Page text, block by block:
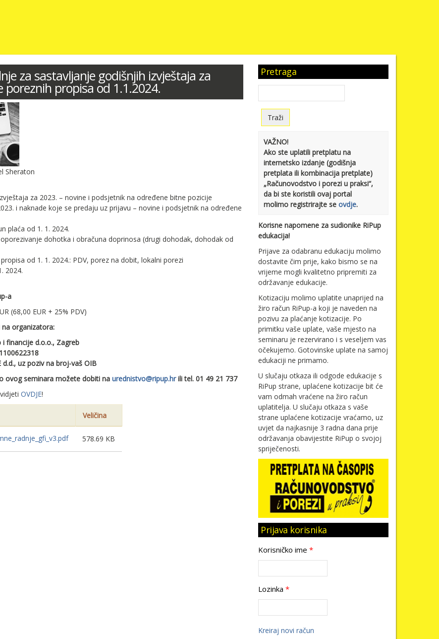
za sastavljanje godišnjih izvještaja za
poreznih propisa od 1.1.2024.
Sheraton
za 2023. – novine i podsjetnik na određene bitne pozicije
i naknade koje se predaju uz prijavu – novine i podsjetnik na određene
plaća od 1. 1. 2024.
dohotka i obračuna doprinosa (drugi dohodak, dohodak od
od 1. 1. 2024.: PDV, porez na dobit, lokalni porezi
2024.
a
(68,00 EUR + 25% PDV)
organizatora:
financije d.o.o., Zagreb
uz poziv na broj-vaš OIB
ovog seminara možete dobiti na urednistvo@ripup.hrili tel. 01 49 21 737
OVDJE!
Veličina
578.69 KB
Pretraga
VAŽNO!
Ako ste uplatili pretplatu na
internetsko izdanje (godišnja
pretplata ili kombinacija pretplate)
„Računovodstvo i porezi u praksi“,
da bi ste koristili ovaj portal
molimo registrirajte seovdje.
Korisne napomene za sudionike RiPup
edukacija!
Prijave za odabranu edukaciju molimo
dostavite čim prije, kako bismo se na
vrijeme mogli kvalitetno pripremiti za
održavanje edukacije.
Kotizaciju molimo uplatite unaprijed na
žiro račun RiPup-a koji je naveden na
pozivu za plaćanje kotizacije. Po
primitku vaše uplate, vaše mjesto na
seminaru je rezervirano i s veseljem vas
očekujemo. Gotovinske uplate na samoj
edukaciji ne primamo.
U slučaju otkaza ili odgode edukacije s
RiPup strane, uplaćene kotizacije bit će
vam odmah vraćene na žiro račun
uplatitelja. U slučaju otkaza s vaše
strane uplaćene kotizacije vraćamo, uz
uvjet da najkasnije 3 radna dana prije
održavanja obavijestite RiPup o svojoj
spriječenosti.
Prijava korisnika
Korisničko ime*
Lozinka*
Kreiraj novi račun